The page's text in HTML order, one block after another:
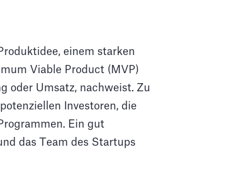
einem starken
Viable Product (MVP)
oder Umsatz, nachweist. Zu
Investoren, die
Ein gut
das Team des Startups